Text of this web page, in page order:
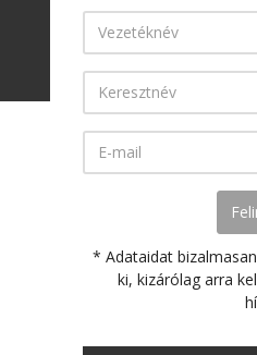
* Adataidat
ki, kizárólag arra